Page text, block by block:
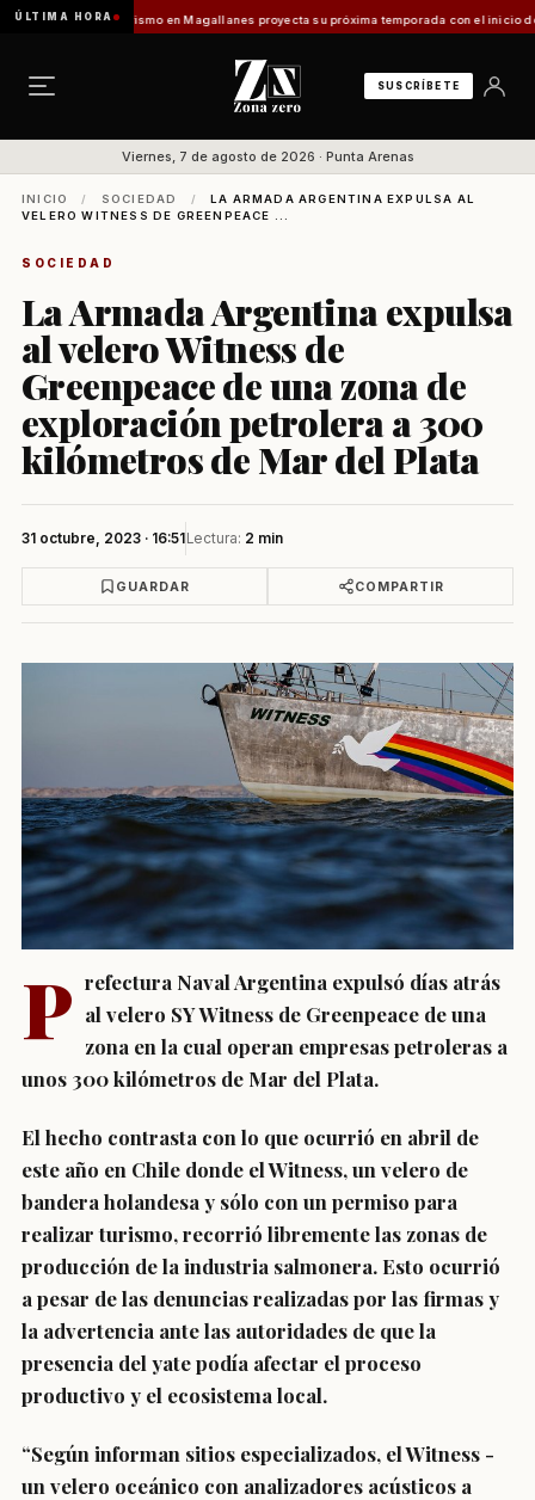
ÚLTIMA HORA
Turismo en Magallanes proyecta su próxima temporada con el inicio de
SUSCRÍBETE
Viernes, 7 de agosto de 2026 · Punta Arenas
INICIO / SOCIEDAD /
LA ARMADA ARGENTINA EXPULSA AL
VELERO WITNESS DE GREENPEACE ...
SOCIEDAD
La Armada Argentina expulsa
al velero Witness de
Greenpeace de una zona de
exploración petrolera a 300
kilómetros de Mar del Plata
31 octubre, 2023 · 16:51Lectura: 2 min
GUARDAR COMPARTIR
P refectura Naval Argentina expulsó días atrás
al velero SY Witness de Greenpeace de una
zona en la cual operan empresas petroleras a
unos 300 kilómetros de Mar del Plata.
El hecho contrasta con lo que ocurrió en abril de
este año en Chile donde el Witness, un velero de
bandera holandesa y sólo con un permiso para
realizar turismo, recorrió libremente las zonas de
producción de la industria salmonera. Esto ocurrió
a pesar de las denuncias realizadas por las firmas y
la advertencia ante las autoridades de que la
presencia del yate podía afectar el proceso
productivo y el ecosistema local.
“Según informan sitios especializados, el Witness -
un velero oceánico con analizadores acústicos a